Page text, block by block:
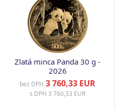
Zlatá minca Panda 30 g -
2026
bez DPH 3 760,33 EUR
s DPH 3 760,33 EUR